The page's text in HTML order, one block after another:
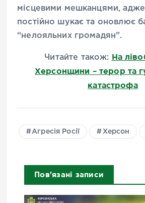
місцевими мешканцями,
постійно шукає та оновлює
“нелояльних громадян”.
Читайте також: На
Херсонщини – терор та
катастрофа
Агресія Росії Херсон
Пов'язані записи